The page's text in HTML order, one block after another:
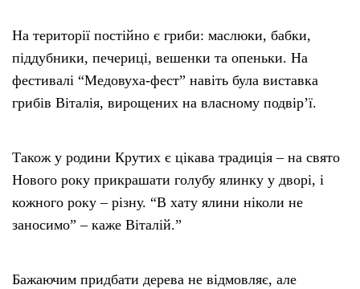
На території постійно є гриби: маслюки, бабки,
піддубники, печериці, вешенки та опеньки. На
фестивалі “Медовуха-фест” навіть була виставка
грибів Віталія, вирощених на власному подвір’ї.
Також у родини Крутих є цікава традиція – на свято
Нового року прикрашати голубу ялинку у дворі, і
кожного року – різну. “В хату ялини ніколи не
заносимо” – каже Віталій.”
Бажаючим придбати дерева не відмовляє, але